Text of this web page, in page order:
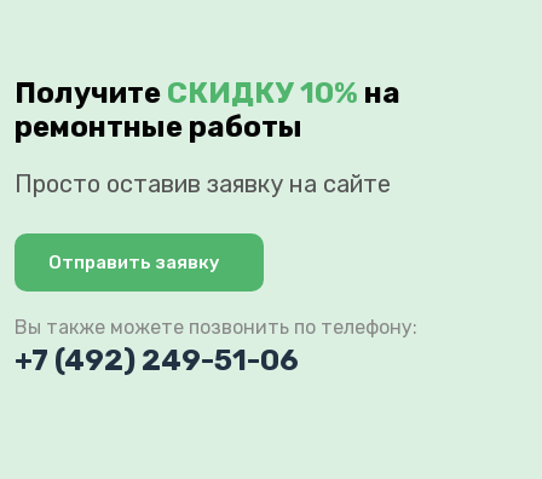
Получите СКИДКУ 10% на
ремонтные работы
Просто оставив заявку на сайте
Отправить заявку
Вы также можете позвонить по телефону:
+7 (492) 249-51-06